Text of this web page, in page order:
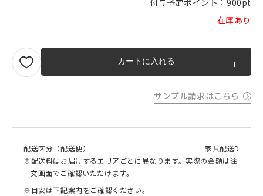
付与予定ポイント： 900pt
在庫あり
カートに入れる
サンプル請求はこちら
配送区分（配送便）
家具配送D
※配送料はお届けするエリアごとに異なります。実際の金額は注
文画面でご確認いただけます。
※目安は下記案内をご確認ください。